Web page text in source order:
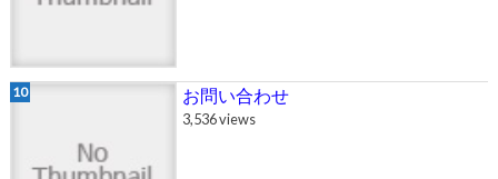
お問い合わせ
3,536 views